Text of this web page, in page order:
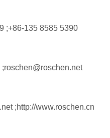
;+86-135 8585 5390
;http://www.roschen.cn